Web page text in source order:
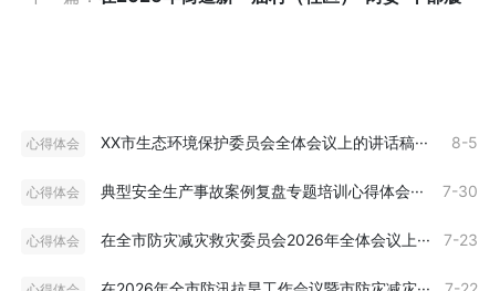
心得体会 XX市生态环境保护委员会全体会议上的讲话稿··· 8-5
心得体会 典型安全生产事故案例复盘专题培训心得体会··· 7-30
心得体会 在全市防灾减灾救灾委员会2026年全体会议上··· 7-23